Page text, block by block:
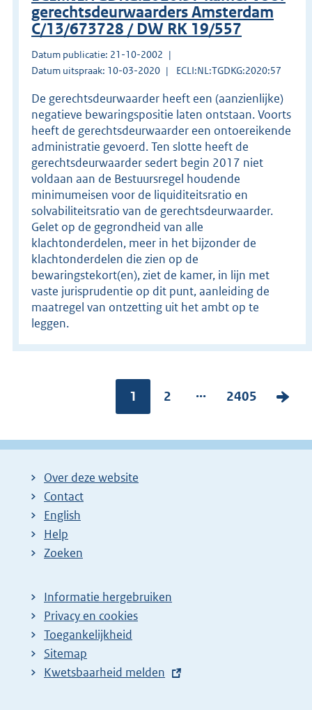
gerechtsdeurwaarders Amsterdam
C/13/673728 / DW RK 19/557
Datum publicatie: 21-10-2002
Datum uitspraak: 10-03-2020
ECLI:NL:TGDKG:2020:57
De gerechtsdeurwaarder heeft een (aanzienlijke)
negatieve bewaringspositie laten ontstaan. Voorts
heeft de gerechtsdeurwaarder een ontoereikende
administratie gevoerd. Ten slotte heeft de
gerechtsdeurwaarder sedert begin 2017 niet
voldaan aan de Bestuursregel houdende
minimumeisen voor de liquiditeitsratio en
solvabiliteitsratio van de gerechtsdeurwaarder.
Gelet op de gegrondheid van alle
klachtonderdelen, meer in het bijzonder de
klachtonderdelen die zien op de
bewaringstekort(en), ziet de kamer, in lijn met
vaste jurisprudentie op dit punt, aanleiding de
maatregel van ontzetting uit het ambt op te
leggen.
Pagina:
1
P
g
2 ...
P
g
2405
V
l
Over deze website
Contact
English
Help
Zoeken
Informatie hergebruiken
Privacy en cookies
Toegankelijkheid
Sitemap
E
Kwetsbaarheid melden